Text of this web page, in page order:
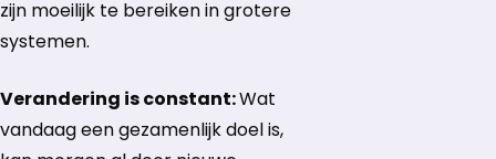
zijn moeilijk te bereiken in grotere
systemen.
Verandering is constant:Wat
vandaag een gezamenlijk doel is,